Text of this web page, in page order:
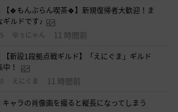
【🍀もんぶらん喫茶🍀】新規復帰者大歓迎！ま
ギルドです♪
ゆぅにゃん 11 時間前
【新設1段拠点戦ギルド】「えにぐま」ギルド
！
えにぐま 11 時間前
キャラの肖像画を撮ると縦長になってしまう